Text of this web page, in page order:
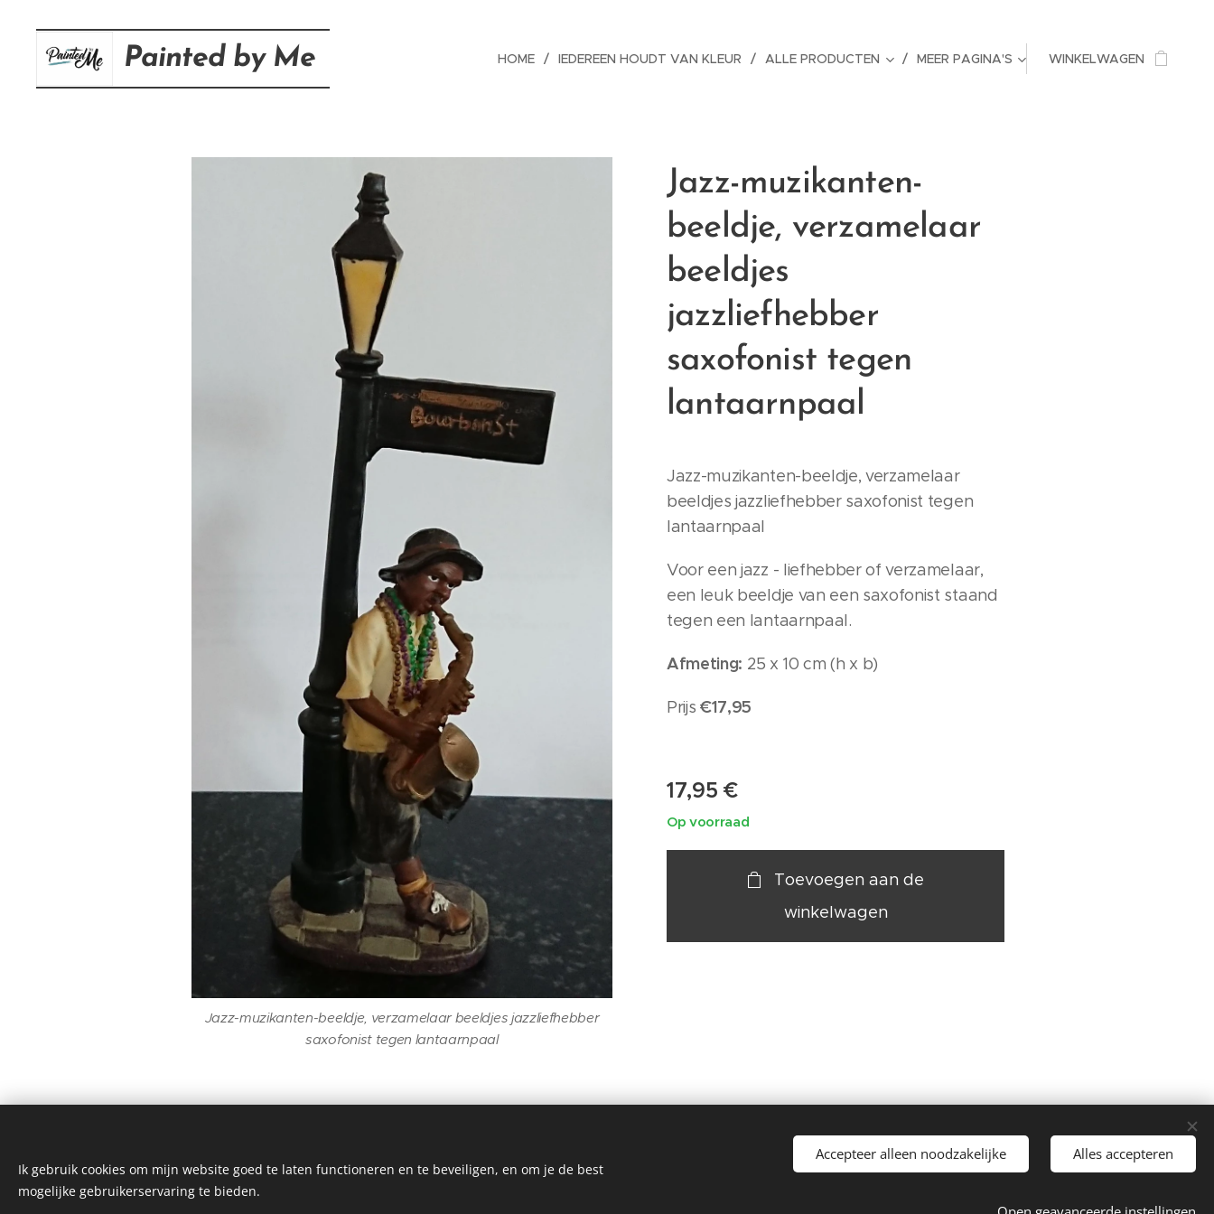
Painted byMe HOME IEDEREEN HOUDT VAN KLEUR ALLE PRODUCTEN MEER PAGINA'S WINKELWAGEN
Jazz-muzikanten-
beeldje, verzamelaar
beeldjes
jazzliefhebber
saxofonist tegen
lantaarnpaal
Jazz-muzikanten-beeldje, verzamelaar beeldjes jazzliefhebber
saxofonist tegen lantaarnpaal
Jazz-muzikanten-beeldje, verzamelaar
beeldjes jazzliefhebber saxofonist tegen
lantaarnpaal
Voor een jazz - liefhebber of verzamelaar,
een leuk beeldje van een saxofonist staand
tegen een lantaarnpaal.
Afmeting: 25 x 10 cm (h x b)
Prijs€17,95
17,95 €
Op voorraad
Toevoegen aan de
winkelwagen
Ik gebruik cookies om mijn website goed te laten functioneren en te beveiligen, en om je de best
mogelijke gebruikerservaring te bieden.
Accepteer alleen noodzakelijke Alles accepteren